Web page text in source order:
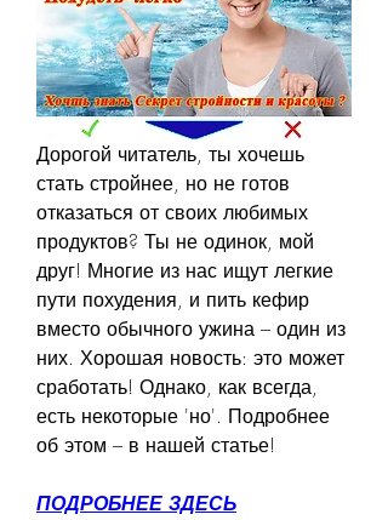
Дорогой читатель, ты хочешь
стать стройнее, но не готов
отказаться от своих любимых
продуктов? Ты не одинок, мой
друг! Многие из нас ищут легкие
пути похудения, и пить кефир
вместо обычного ужина – один из
них. Хорошая новость: это может
сработать! Однако, как всегда,
есть некоторые 'но'. Подробнее
об этом – в нашей статье!
ПОДРОБНЕЕ ЗДЕСЬ